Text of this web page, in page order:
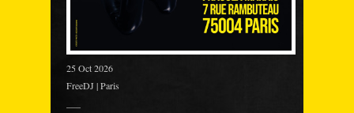
25 Oct 2026
FreeDJ | Paris